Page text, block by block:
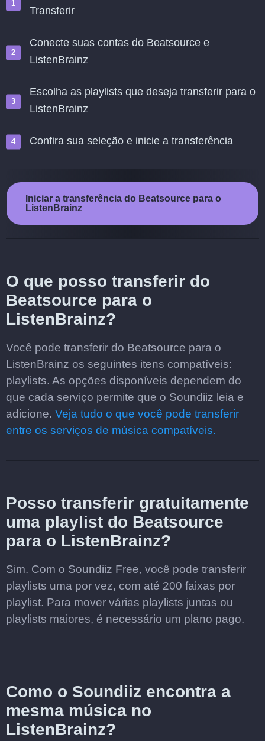
Transferir
Conecte suas contas do Beatsource e
ListenBrainz
Escolha as playlists que deseja transferir para o
ListenBrainz
Confira sua seleção e inicie a transferência
Iniciar a transferência do Beatsource para o
ListenBrainz
O que posso transferir do
Beatsource para o
ListenBrainz?
Você pode transferir do Beatsource para o
ListenBrainz os seguintes itens compatíveis:
playlists. As opções disponíveis dependem do
que cada serviço permite que o Soundiiz leia e
adicione. Veja tudo o que você pode transferir
entre os serviços de música compatíveis.
Posso transferir gratuitamente
uma playlist do Beatsource
para o ListenBrainz?
Sim. Com o Soundiiz Free, você pode transferir
playlists uma por vez, com até 200 faixas por
playlist. Para mover várias playlists juntas ou
playlists maiores, é necessário um plano pago.
Como o Soundiiz encontra a
mesma música no
ListenBrainz?